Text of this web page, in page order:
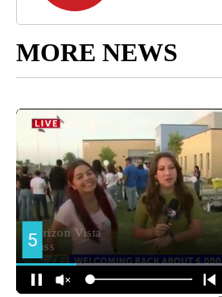
MORE NEWS